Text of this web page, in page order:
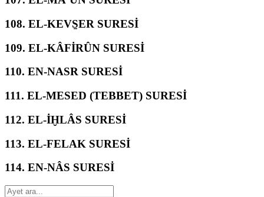
108. EL-KEVS̱ER SURESİ
109. EL-KÂFİRÛN SURESİ
110. EN-NASR SURESİ
111. EL-MESED (TEBBET) SURESİ
112. EL-İḪLÂS SURESİ
113. EL-FELAK SURESİ
114. EN-NÂS SURESİ